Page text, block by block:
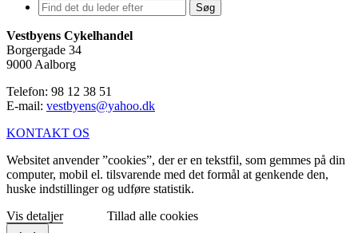
Søg
Vestbyens Cykelhandel
Borgergade 34
9000 Aalborg
Telefon: 98 12 38 51
E-mail: vestbyens@yahoo.dk
KONTAKT OS
Websitet anvender ”cookies”, der er en tekstfil, som gemmes på din
computer, mobil el. tilsvarende med det formål at genkende den,
huske indstillinger og udføre statistik.
Vis detaljer
Tillad alle cookies